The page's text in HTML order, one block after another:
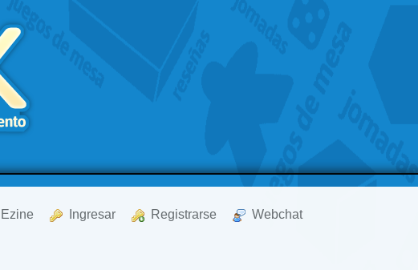
Ezine Ingresar Registrarse Webchat